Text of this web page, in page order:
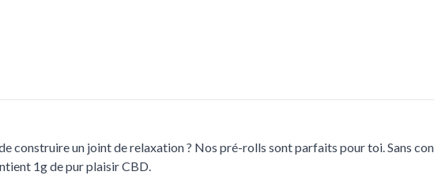
construire un joint de relaxation ? Nos pré-rolls sont parfaits pour toi. Sans
1g de pur plaisir CBD.